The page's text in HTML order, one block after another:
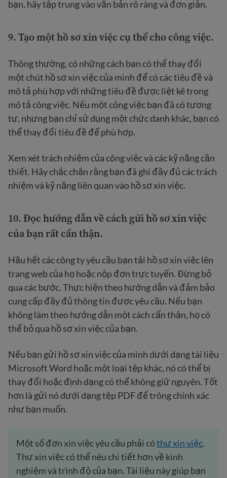
bạn, hãy tập trung vào văn bản rõ ràng và đơn giản.
9. Tạo một hồ sơ xin việc cụ thể cho công việc.
Thông thường, có những cách bạn có thể thay đổi
một chút hồ sơ xin việc của mình để có các tiêu đề và
mô tả phù hợp với những tiêu đề được liệt kê trong
mô tả công việc. Nếu một công việc bạn đã có tương
tự, nhưng bạn chỉ sử dụng một chức danh khác, bạn có
thể thay đổi tiêu đề để phù hợp.
Xem xét trách nhiệm của công việc và các kỹ năng cần
thiết. Hãy chắc chắn rằng bạn đã ghi đầy đủ các trách
nhiệm và kỹ năng liên quan vào hồ sơ xin việc.
10. Đọc hướng dẫn về cách gửi hồ sơ xin việc
của bạn rất cẩn thận.
Hầu hết các công ty yêu cầu bạn tải hồ sơ xin việc lên
trang web của họ hoặc nộp đơn trực tuyến. Đừng bỏ
qua các bước. Thực hiện theo hướng dẫn và đảm bảo
cung cấp đầy đủ thông tin được yêu cầu. Nếu bạn
không làm theo hướng dẫn một cách cẩn thận, họ có
thể bỏ qua hồ sơ xin việc của bạn.
Nếu bạn gửi hồ sơ xin việc của mình dưới dạng tài liệu
Microsoft Word hoặc một loại tệp khác, nó có thể bị
thay đổi hoặc định dạng có thể không giữ nguyên. Tốt
hơn là gửi nó dưới dạng tệp PDF để trông chính xác
như bạn muốn.
Một số đơn xin việc yêu cầu phải cóthư xin việc.
Thư xin việc có thể nêu chi tiết hơn về kinh
nghiệm và trình độ của bạn. Tài liệu này giúp bạn